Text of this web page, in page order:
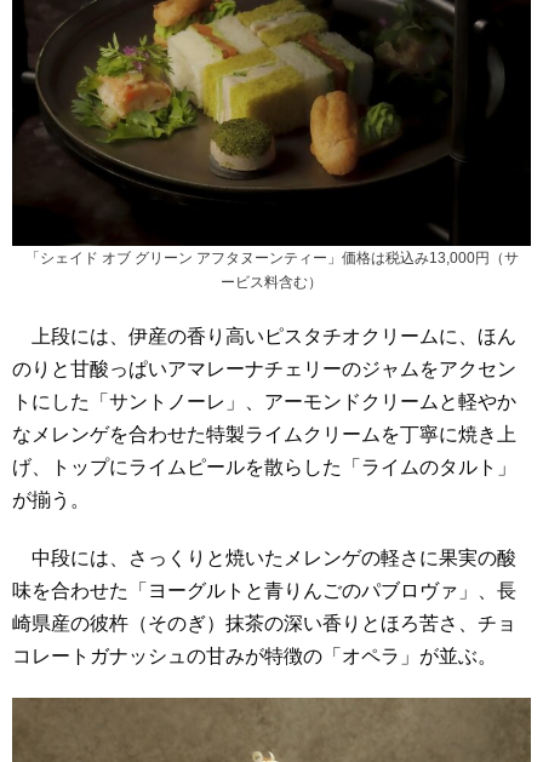
「シェイド オブ グリーン アフタヌーンティー」価格は税込み13,000円（サ
ービス料含む）
上段には、伊産の香り高いピスタチオクリームに、ほん
のりと甘酸っぱいアマレーナチェリーのジャムをアクセン
トにした「サントノーレ」、アーモンドクリームと軽やか
なメレンゲを合わせた特製ライムクリームを丁寧に焼き上
げ、トップにライムピールを散らした「ライムのタルト」
が揃う。
中段には、さっくりと焼いたメレンゲの軽さに果実の酸
味を合わせた「ヨーグルトと青りんごのパブロヴァ」、長
崎県産の彼杵（そのぎ）抹茶の深い香りとほろ苦さ、チョ
コレートガナッシュの甘みが特徴の「オペラ」が並ぶ。